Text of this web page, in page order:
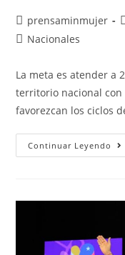
prensaminmujer
Nacionales
La meta es atender a
territorio nacional con
favorezcan los ciclos
Continuar Leyendo